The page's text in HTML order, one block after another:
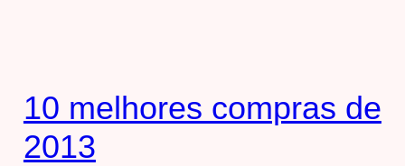
10 melhores compras de
2013